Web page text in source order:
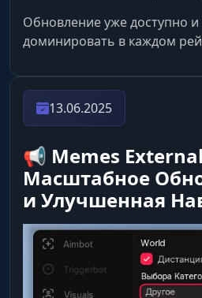
Обновление уже доступно
доминировать в каждом
13.06.2025
📢 Memes
Масштабное
и Улучшенная